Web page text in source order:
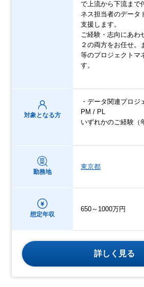
で上流から下流まで
ネス担当者のデータ
支援します。
ご経験・志向にあわ
２の両方をお任せ
等のプロジェクトマ
す。
対象となる方
・データ関連プロ
PM / PL
いずれかのご経験（
勤務地
東京都
想定年収
650～1000万円
詳しく見る